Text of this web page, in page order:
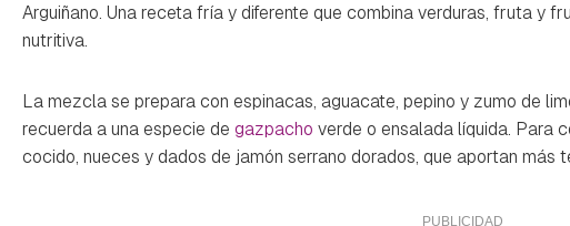
Arguiñano. Una receta fría y diferente que combina verduras, fruta y
nutritiva.
La mezcla se prepara con espinacas, aguacate, pepino y zumo de
recuerda a una especie de gazpacho verde o ensalada líquida. Para
cocido, nueces y dados de jamón serrano dorados, que aportan más